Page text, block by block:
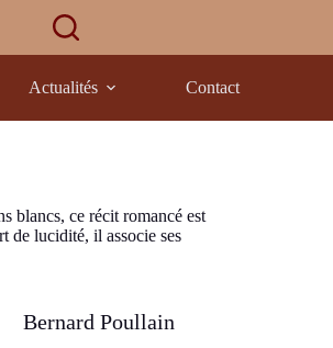
Actualités Contact
blancs, ce récit romancé est
de lucidité, il associe ses
Bernard Poullain